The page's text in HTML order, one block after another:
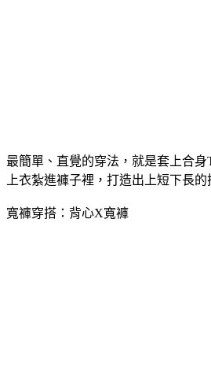
最簡單、直覺的穿法，就是套上合
上衣紮進褲子裡，打造出上短下長
寬褲穿搭：背心X寬褲